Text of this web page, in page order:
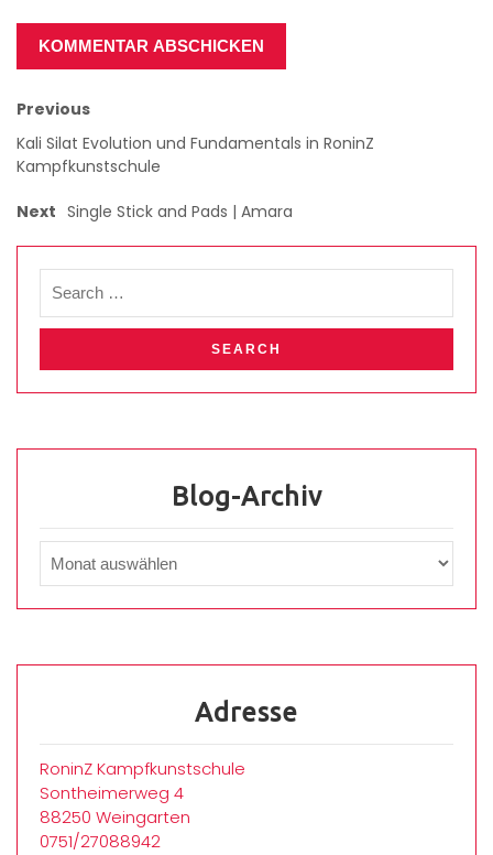
Previous
Kali Silat Evolution und Fundamentals in RoninZ
Kampfkunstschule
Next Single Stick and Pads | Amara
Blog-Archiv
Adresse
RoninZ Kampfkunstschule
Sontheimerweg 4
88250 Weingarten
0751/27088942